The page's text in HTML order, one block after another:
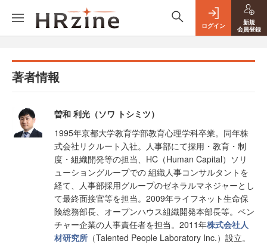
ログイン
新規
会員登録
著者情報
曽和 利光（ソワ トシミツ）
1995年京都大学教育学部教育心理学科卒業。同年株
式会社リクルート入社。人事部にて採用・教育・制
度・組織開発等の担当、HC（Human Capital）ソリ
ューショングループでの 組織人事コンサルタントを
経て、人事部採用グループのゼネラルマネジャーとし
て最終面接官等を担当。2009年ライフネット生命保
険総務部長、オープンハウス組織開発本部長等。ベン
チャー企業の人事責任者を担当。2011年株式会社人
材研究所 （Talented People Laboratory Inc.）設立。